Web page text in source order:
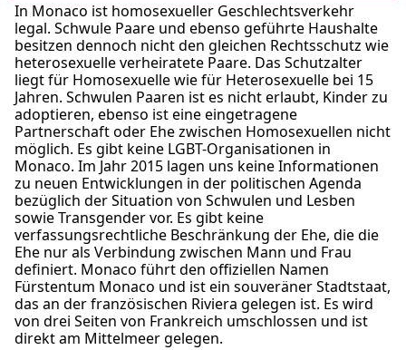
In Monaco ist homosexueller Geschlechtsverkehr
legal. Schwule Paare und ebenso geführte Haushalte
besitzen dennoch nicht den gleichen Rechtsschutz wie
heterosexuelle verheiratete Paare. Das Schutzalter
liegt für Homosexuelle wie für Heterosexuelle bei 15
Jahren. Schwulen Paaren ist es nicht erlaubt, Kinder zu
adoptieren, ebenso ist eine eingetragene
Partnerschaft oder Ehe zwischen Homosexuellen nicht
möglich. Es gibt keine LGBT-Organisationen in
Monaco. Im Jahr 2015 lagen uns keine Informationen
zu neuen Entwicklungen in der politischen Agenda
bezüglich der Situation von Schwulen und Lesben
sowie Transgender vor. Es gibt keine
verfassungsrechtliche Beschränkung der Ehe, die die
Ehe nur als Verbindung zwischen Mann und Frau
definiert. Monaco führt den offiziellen Namen
Fürstentum Monaco und ist ein souveräner Stadtstaat,
das an der französischen Riviera gelegen ist. Es wird
von drei Seiten von Frankreich umschlossen und ist
direkt am Mittelmeer gelegen.